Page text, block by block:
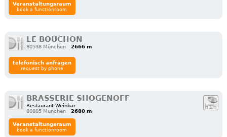
Veranstaltungsraum
book a functionroom
LE BOUCHON
80538 München 2666 m
telefonisch anfragen
request by phone
BRASSERIE SHOGENOFF
Restaurant Weinbar
80805 München
2680 m
Veranstaltungsraum
book a functionroom